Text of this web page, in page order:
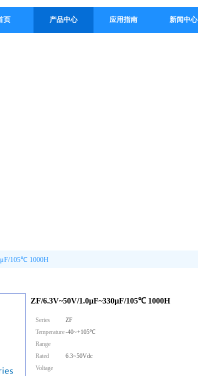
页 产品中心 应用指南 新闻中心
105℃ 1000H
ZF/6.3V~50V/1.0μF~330μF/105℃ 1000H
Series
ZF
Temperature
Range
-40~+105℃
Rated
Voltage
6.3~50Vdc